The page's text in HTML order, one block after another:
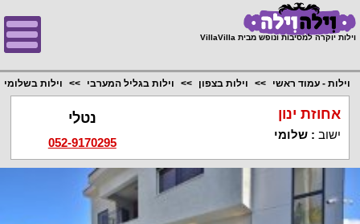
וילות יוקרה למסיבות ונופש מבית VillaVilla
וילות - עמוד ראשי וילות בצפון וילות בגליל המערבי וילות בשלומי
אחוזת ינון
ישוב :שלומי
נטלי
052-9170295